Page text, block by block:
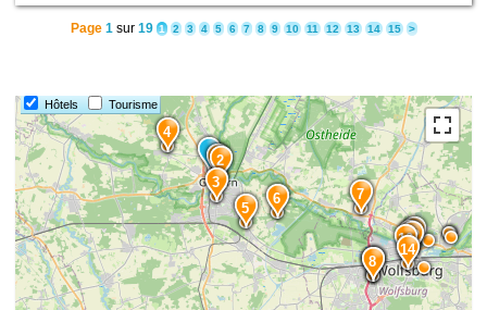
Page 1sur 19 1 2 3 4 5 6 7 8 9 10 11 12 13 14 15 >
Hôtels Tourisme
14
13
12
11
10
9
8
7
6
5
4
3
2
1